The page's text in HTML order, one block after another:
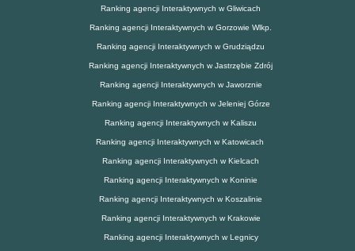
Ranking agencji Interaktywnych w Gliwicach
Ranking agencji Interaktywnych w Gorzowie Wlkp.
Ranking agencji Interaktywnych w Grudziądzu
Ranking agencji Interaktywnych w Jastrzębie Zdrój
Ranking agencji Interaktywnych w Jaworznie
Ranking agencji Interaktywnych w Jeleniej Górze
Ranking agencji Interaktywnych w Kaliszu
Ranking agencji Interaktywnych w Katowicach
Ranking agencji Interaktywnych w Kielcach
Ranking agencji Interaktywnych w Koninie
Ranking agencji Interaktywnych w Koszalinie
Ranking agencji Interaktywnych w Krakowie
Ranking agencji Interaktywnych w Legnicy